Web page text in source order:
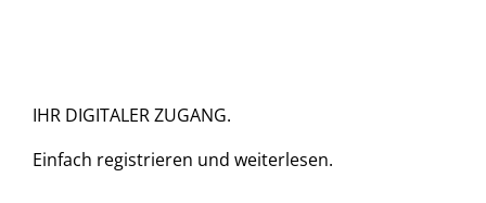
IHR DIGITALER ZUGANG.
Einfach registrieren und weiterlesen.